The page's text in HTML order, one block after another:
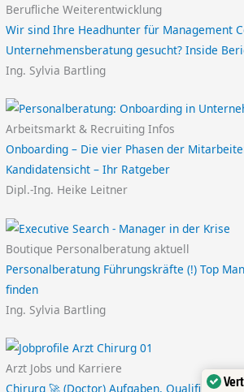
Berufliche Weiterentwicklung
Wir sind Ihre Headhunter für Management
Unternehmensberatung gesucht? Inside
Ing. Sylvia Bartling
Arbeitsmarkt & Recruiting Infos
Onboarding – Die vier Phasen der
Kandidatensicht – Ihr Ratgeber
Dipl.-Ing. Heike Leitner
Boutique Personalberatung aktuell
Personalberatung Führungskräfte (!) Top
finden
Ing. Sylvia Bartling
Arzt Jobs und Karriere
Chirurg 🚀 (Doctor) Aufgaben,